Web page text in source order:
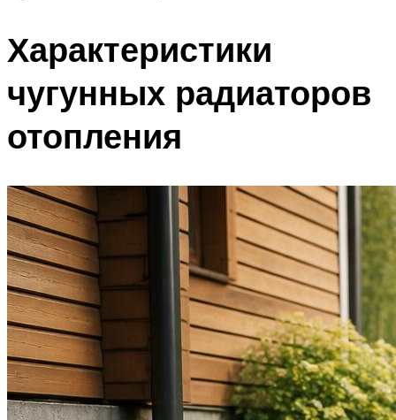
Характеристики
чугунных радиаторов
отопления